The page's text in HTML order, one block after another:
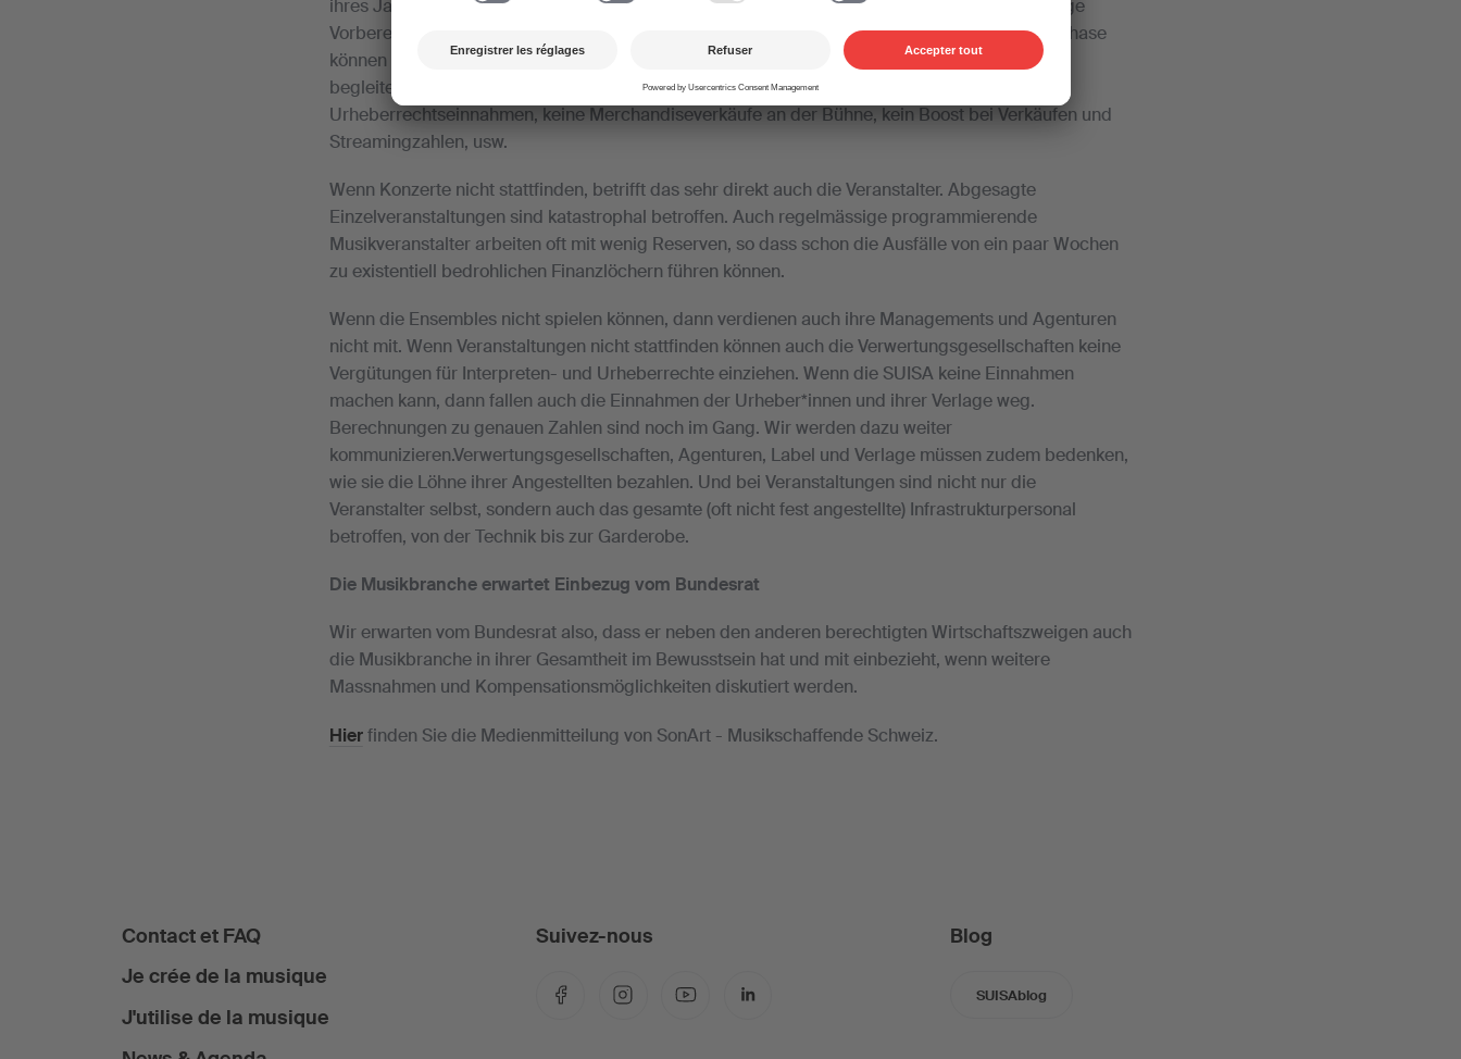
ihres Jahreseinkommens in der kurzen Zeit, in der die Auftritte stattfinden und müssen so lange
Vorbereitungs- und Probephasen querfinanzieren. Gagenausfälle in dieser entscheidenden Phase
können sie rasch an den Rand der Existenznot führen. Dazu kommt ein Rattenschwanz von
begleitenden Auswirkungen: Kein Konzert heisst nicht nur keine Gage, es heisst auch: keine
Urheberrechtseinnahmen, keine Merchandiseverkäufe an der Bühne, kein Boost bei Verkäufen und
Streamingzahlen, usw.
Wenn Konzerte nicht stattfinden, betrifft das sehr direkt auch die Veranstalter. Abgesagte
Einzelveranstaltungen sind katastrophal betroffen. Auch regelmässige programmierende
Musikveranstalter arbeiten oft mit wenig Reserven, so dass schon die Ausfälle von ein paar Wochen
zu existentiell bedrohlichen Finanzlöchern führen können.
Wenn die Ensembles nicht spielen können, dann verdienen auch ihre Managements und Agenturen
nicht mit. Wenn Veranstaltungen nicht stattfinden können auch die Verwertungsgesellschaften keine
Vergütungen für Interpreten- und Urheberrechte einziehen. Wenn die SUISA keine Einnahmen
machen kann, dann fallen auch die Einnahmen der Urheber*innen und ihrer Verlage weg.
Berechnungen zu genauen Zahlen sind noch im Gang. Wir werden dazu weiter
kommunizieren.Verwertungsgesellschaften, Agenturen, Label und Verlage müssen zudem bedenken,
wie sie die Löhne ihrer Angestellten bezahlen. Und bei Veranstaltungen sind nicht nur die
Veranstalter selbst, sondern auch das gesamte (oft nicht fest angestellte) Infrastrukturpersonal
betroffen, von der Technik bis zur Garderobe.
Die Musikbranche erwartet Einbezug vom Bundesrat
Wir erwarten vom Bundesrat also, dass er neben den anderen berechtigten Wirtschaftszweigen auch
die Musikbranche in ihrer Gesamtheit im Bewusstsein hat und mit einbezieht, wenn weitere
Massnahmen und Kompensationsmöglichkeiten diskutiert werden.
Hierfinden Sie die Medienmitteilung von SonArt - Musikschaffende Schweiz.
Contact et FAQ
Je crée de la musique
J'utilise de la musique
Suivez-nous
FacebookInstagram
Blog
SUISAblog